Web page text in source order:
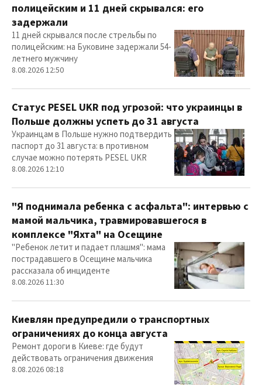
полицейским и 11 дней скрывался: его
задержали
11 дней скрывался после стрельбы по
полицейским: на Буковине задержали 54-
летнего мужчину
8.08.2026 12:50
Статус PESEL UKR под угрозой: что украинцы в
Польше должны успеть до 31 августа
Украинцам в Польше нужно подтвердить
паспорт до 31 августа: в противном
случае можно потерять PESEL UKR
8.08.2026 12:10
"Я поднимала ребенка с асфальта": интервью с
мамой мальчика, травмировавшегося в
комплексе "Яхта" на Осещине
"Ребенок летит и падает плашмя": мама
пострадавшего в Осещине мальчика
рассказала об инциденте
8.08.2026 11:30
Киевлян предупредили о транспортных
ограничениях до конца августа
Ремонт дороги в Киеве: где будут
действовать ограничения движения
8.08.2026 08:18